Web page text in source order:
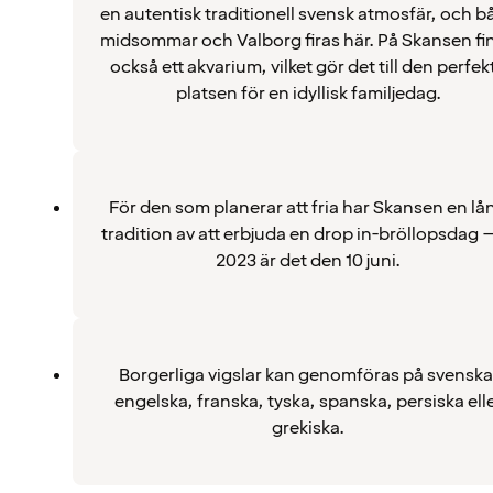
en autentisk traditionell svensk atmosfär, och
midsommar och Valborg firas här. På Skansen
också ett akvarium, vilket gör det till den
platsen för en idyllisk familjedag.
För den som planerar att fria har Skansen en
tradition av att erbjuda en drop in-bröllopsdag
2023 är det den 10 juni.
Borgerliga vigslar kan genomföras på
engelska, franska, tyska, spanska, persiska
grekiska.